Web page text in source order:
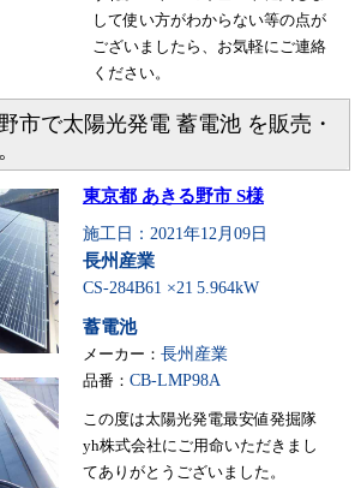
して使い方がわからない等の点が
ございましたら、お気軽にご連絡
ください。
市で太陽光発電 蓄電池 を販売・
東京都 あきる野市 S様
施工日：2021年12月09日
長州産業
CS-284B61 ×21 5.964kW
蓄電池
メーカー： 長州産業
品番： CB-LMP98A
この度は太陽光発電最安値発掘隊
yh株式会社にご用命いただきまし
てありがとうございました。